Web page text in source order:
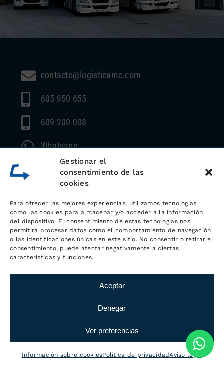
Gestionar el
consentimiento de las
cookies
Para ofrecer las mejores experiencias, utilizamos tecnologías
como las cookies para almacenar y/o acceder a la información
del dispositivo. El consentimiento de estas tecnologías nos
permitirá procesar datos como el comportamiento de navegación
o las identificaciones únicas en este sitio. No consentir o retirar el
consentimiento, puede afectar negativamente a ciertas
características y funciones.
Aceptar
Denegar
Ver preferencias
Información sobre cookiesPolítica de privacidadAviso legal
contacto@logisticamc.com
605 950 655
609 200 008
Whatsapp
Sobre
LOGÍSTICA MC
20 años en el mundo de la logística y
nació con